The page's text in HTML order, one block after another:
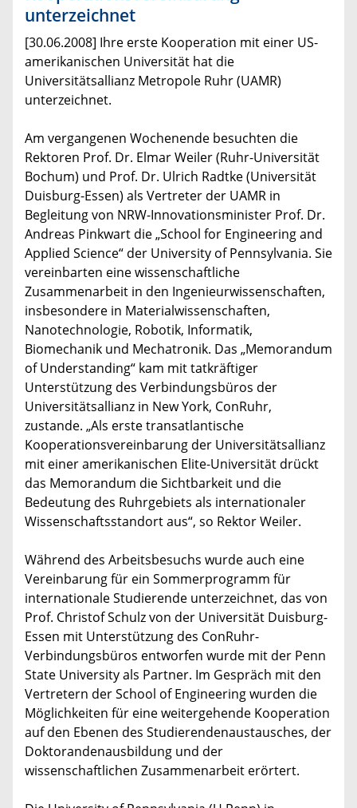
unterzeichnet
[30.06.2008] Ihre erste Kooperation mit einer US-
amerikanischen Universität hat die
Universitätsallianz Metropole Ruhr (UAMR)
unterzeichnet.
Am vergangenen Wochenende besuchten die
Rektoren Prof. Dr. Elmar Weiler (Ruhr-Universität
Bochum) und Prof. Dr. Ulrich Radtke (Universität
Duisburg-Essen) als Vertreter der UAMR in
Begleitung von NRW-Innovationsminister Prof. Dr.
Andreas Pinkwart die „School for Engineering and
Applied Science“ der University of Pennsylvania. Sie
vereinbarten eine wissenschaftliche
Zusammenarbeit in den Ingenieurwissenschaften,
insbesondere in Materialwissenschaften,
Nanotechnologie, Robotik, Informatik,
Biomechanik und Mechatronik. Das „Memorandum
of Understanding“ kam mit tatkräftiger
Unterstützung des Verbindungsbüros der
Universitätsallianz in New York, ConRuhr,
zustande. „Als erste transatlantische
Kooperationsvereinbarung der Universitätsallianz
mit einer amerikanischen Elite-Universität drückt
das Memorandum die Sichtbarkeit und die
Bedeutung des Ruhrgebiets als internationaler
Wissenschaftsstandort aus“, so Rektor Weiler.
Während des Arbeitsbesuchs wurde auch eine
Vereinbarung für ein Sommerprogramm für
internationale Studierende unterzeichnet, das von
Prof. Christof Schulz von der Universität Duisburg-
Essen mit Unterstützung des ConRuhr-
Verbindungsbüros entworfen wurde mit der Penn
State University als Partner. Im Gespräch mit den
Vertretern der School of Engineering wurden die
Möglichkeiten für eine weitergehende Kooperation
auf den Ebenen des Studierendenaustausches, der
Doktorandenausbildung und der
wissenschaftlichen Zusammenarbeit erörtert.